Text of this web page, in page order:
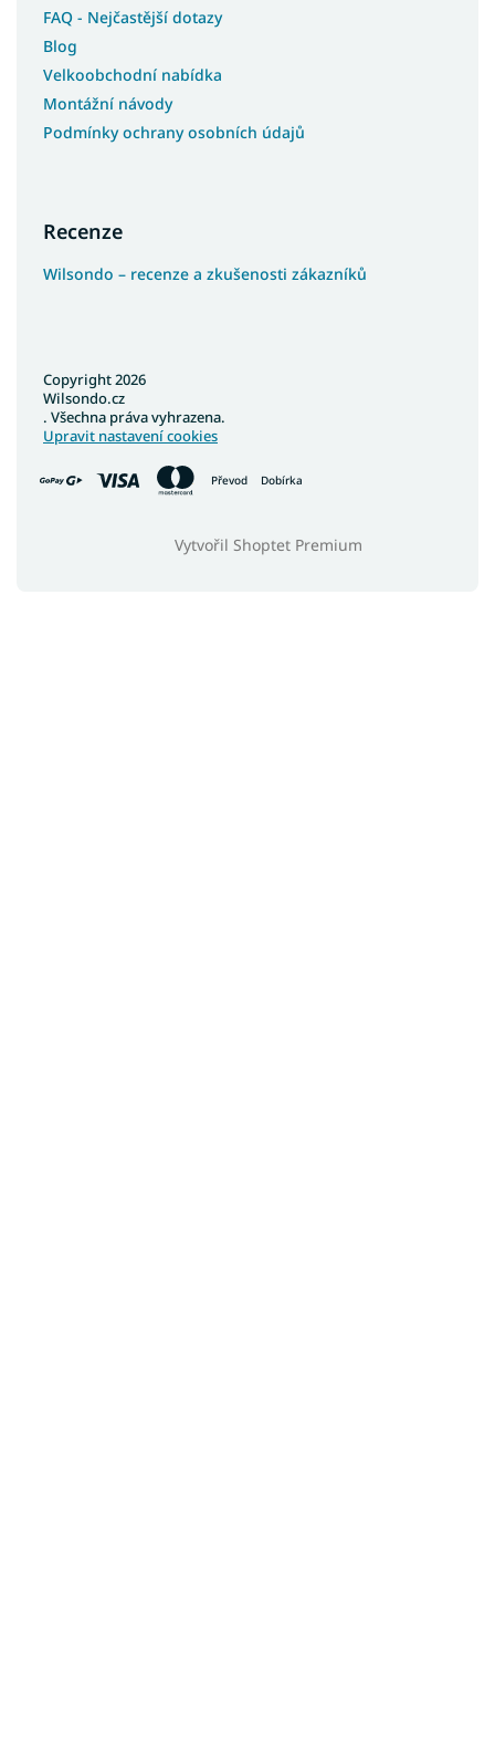
FAQ - Nejčastější dotazy
Blog
Velkoobchodní nabídka
Montážní návody
Podmínky ochrany osobních údajů
Recenze
Wilsondo – recenze a zkušenosti zákazníků
Převod Dobírka
Vytvořil Shoptet Premium
Copyright 2026
Wilsondo.cz
. Všechna práva vyhrazena.
Upravit nastavení cookies